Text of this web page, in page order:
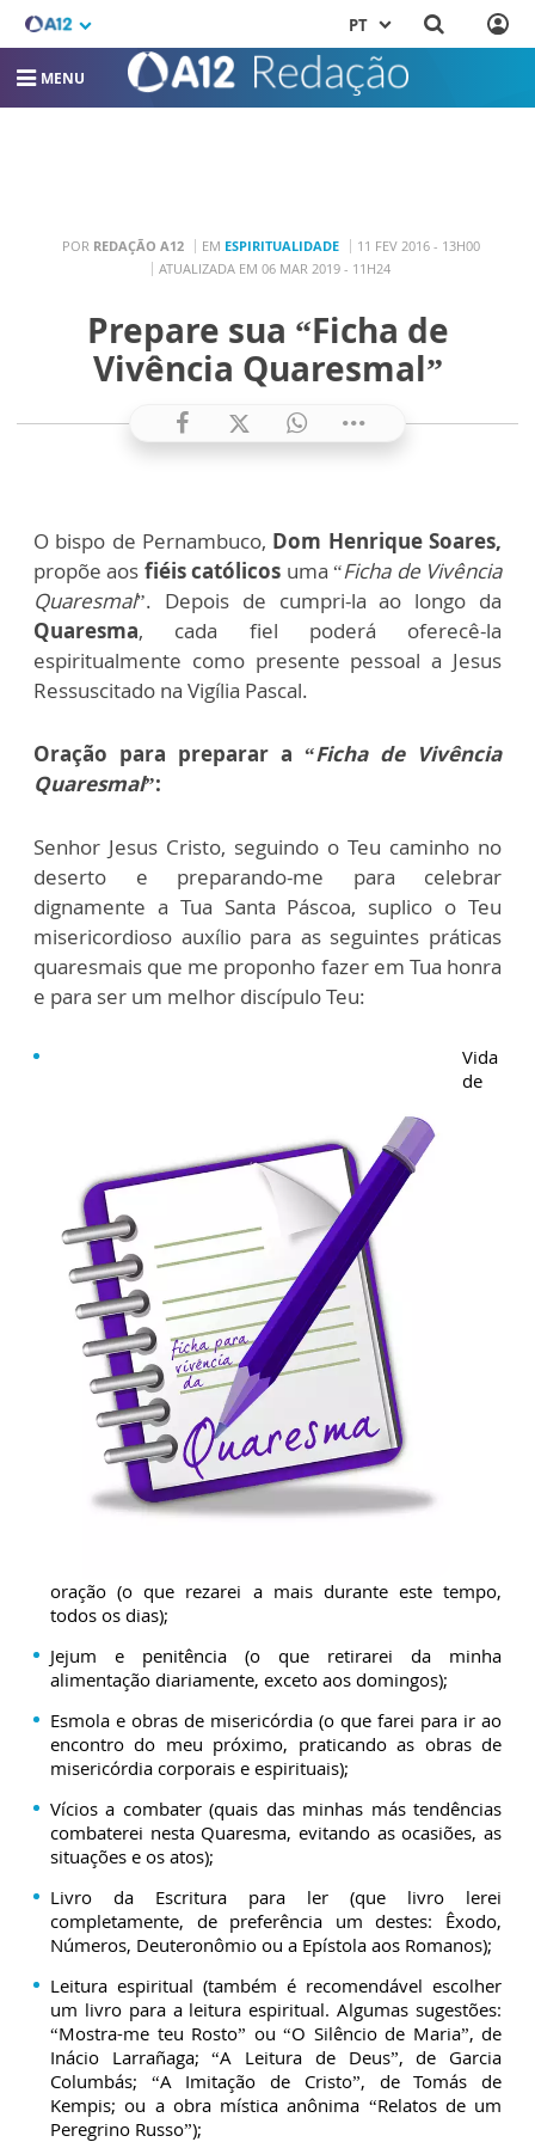
PT
MENU
POR REDAÇÃO A12 EM ESPIRITUALIDADE
11 FEV 2016 - 13H00
ATUALIZADA EM 06 MAR 2019 - 11H24
Prepare sua “Ficha de
Vivência Quaresmal”
O bispo de Pernambuco, Dom Henrique Soares,
propõe aos fiéis católicos uma “Ficha de Vivência
Quaresmal”. Depois de cumpri-la ao longo da
Quaresma, cada fiel poderá oferecê-la
espiritualmente como presente pessoal a Jesus
Ressuscitado na Vigília Pascal.
Oração para preparar a “Ficha de Vivência
Quaresmal”:
Senhor Jesus Cristo, seguindo o Teu caminho no
deserto e preparando-me para celebrar
dignamente a Tua Santa Páscoa, suplico o Teu
misericordioso auxílio para as seguintes práticas
quaresmais que me proponho fazer em Tua honra
e para ser um melhor discípulo Teu:
Vida
de
oração (o que rezarei a mais durante este tempo,
todos os dias);
Jejum e penitência (o que retirarei da minha
alimentação diariamente, exceto aos domingos);
Esmola e obras de misericórdia (o que farei para ir ao
encontro do meu próximo, praticando as obras de
misericórdia corporais e espirituais);
Vícios a combater (quais das minhas más tendências
combaterei nesta Quaresma, evitando as ocasiões, as
situações e os atos);
Livro da Escritura para ler (que livro lerei
completamente, de preferência um destes: Êxodo,
Números, Deuteronômio ou a Epístola aos Romanos);
Leitura espiritual (também é recomendável escolher
um livro para a leitura espiritual. Algumas sugestões:
“Mostra-me teu Rosto” ou “O Silêncio de Maria”, de
Inácio Larrañaga; “A Leitura de Deus”, de Garcia
Columbás; “A Imitação de Cristo”, de Tomás de
Kempis; ou a obra mística anônima “Relatos de um
Peregrino Russo”);